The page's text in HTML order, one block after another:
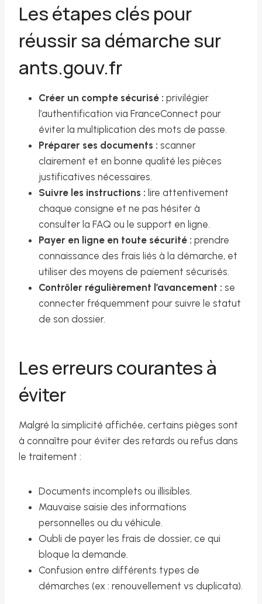
Les étapes clés pour
réussir sa démarche sur
ants.gouv.fr
Créer un compte sécurisé : privilégier
l’authentification via FranceConnect pour
éviter la multiplication des mots de passe.
Préparer ses documents : scanner
clairement et en bonne qualité les pièces
justificatives nécessaires.
Suivre les instructions : lire attentivement
chaque consigne et ne pas hésiter à
consulter la FAQ ou le support en ligne.
Payer en ligne en toute sécurité : prendre
connaissance des frais liés à la démarche, et
utiliser des moyens de paiement sécurisés.
Contrôler régulièrement l’avancement : se
connecter fréquemment pour suivre le statut
de son dossier.
Les erreurs courantes à
éviter
Malgré la simplicité affichée, certains pièges sont
à connaître pour éviter des retards ou refus dans
le traitement :
Documents incomplets ou illisibles.
Mauvaise saisie des informations
personnelles ou du véhicule.
Oubli de payer les frais de dossier, ce qui
bloque la demande.
Confusion entre différents types de
démarches (ex : renouvellement vs duplicata).